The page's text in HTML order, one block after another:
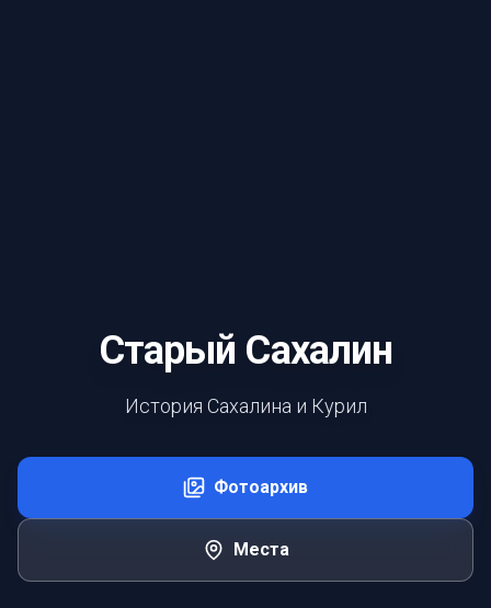
Старый Сахалин
История Сахалина и Курил
Фотоархив
Места